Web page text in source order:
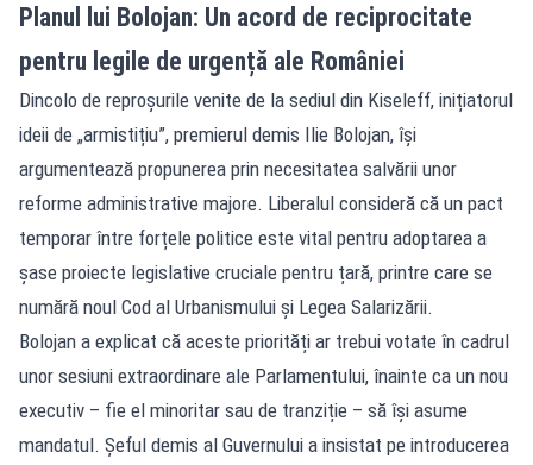
Planul lui Bolojan: Un acord de reciprocitate
pentru legile de urgență ale României
Dincolo de reproșurile venite de la sediul din Kiseleff, inițiatorul
ideii de „armistițiu”, premierul demis Ilie Bolojan, își
argumentează propunerea prin necesitatea salvării unor
reforme administrative majore. Liberalul consideră că un pact
temporar între forțele politice este vital pentru adoptarea a
șase proiecte legislative cruciale pentru țară, printre care se
numără noul Cod al Urbanismului și Legea Salarizării.
Bolojan a explicat că aceste priorități ar trebui votate în cadrul
unor sesiuni extraordinare ale Parlamentului, înainte ca un nou
executiv – fie el minoritar sau de tranziție – să își asume
mandatul. Șeful demis al Guvernului a insistat pe introducerea